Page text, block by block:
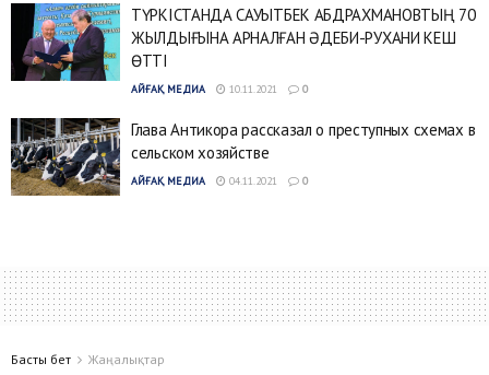
ТҮРКІСТАНДА САУЫТБЕК АБДРАХМАНОВТЫҢ 70
ЖЫЛДЫҒЫНА АРНАЛҒАН ӘДЕБИ-РУХАНИ КЕШ
ӨТТІ
АЙҒАҚ МЕДИА 10.11.2021 0
Глава Антикора рассказал о преступных схемах в
сельском хозяйстве
АЙҒАҚ МЕДИА 04.11.2021 0
Басты бет Жаңалықтар